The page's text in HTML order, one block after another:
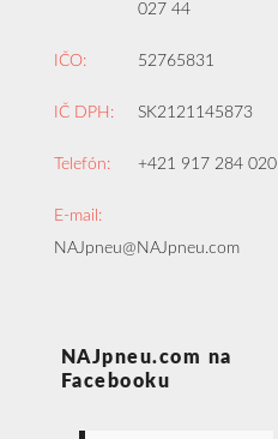
027 44
IČO: 52765831
IČ DPH: SK2121145873
Telefón: +421 917 284 020
E-mail:
NAJpneu@NAJpneu.com
NAJpneu.com na
Facebooku